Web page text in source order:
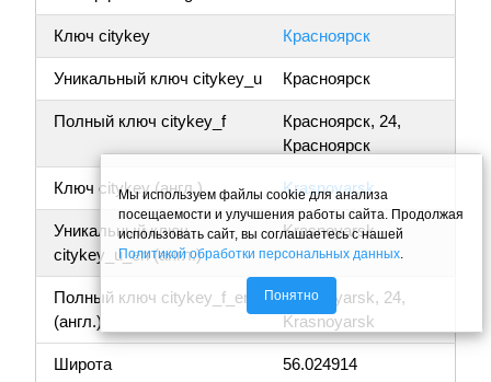
Ключ citykey Красноярск
Уникальный ключ citykey_u Красноярск
Полный ключ citykey_f
Красноярск, 24,
Красноярск
Ключ citykey (англ.) Krasnoyarsk
Уникальный ключ
citykey_u_en (англ.)
Krasnoyarsk
Полный ключ citykey_f_en
(англ.)
Krasnoyarsk, 24,
Krasnoyarsk
Широта 56.024914
Мы используем файлы cookie для анализа
посещаемости и улучшения работы сайта. Продолжая
использовать сайт, вы соглашаетесь с нашей
Политикой обработки персональных данных.
Понятно